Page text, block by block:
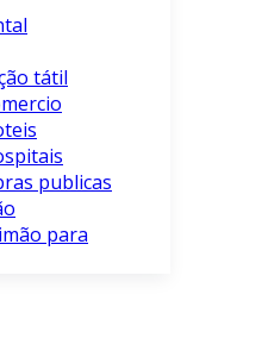
tátil
publicas
para